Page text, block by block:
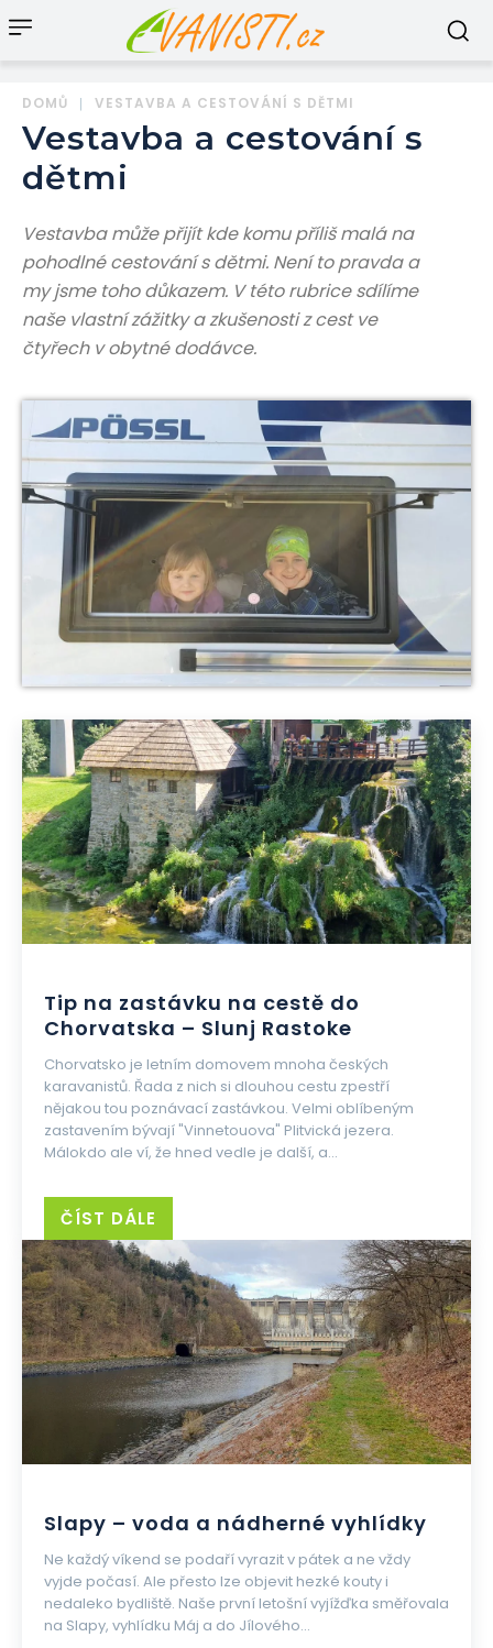
DOMŮ VESTAVBA A CESTOVÁNÍ S DĚTMI
Vestavba a cestování s
dětmi
Vestavba může přijít kde komu příliš malá na
pohodlné cestování s dětmi. Není to pravda a
my jsme toho důkazem. V této rubrice sdílíme
naše vlastní zážitky a zkušenosti z cest ve
čtyřech v obytné dodávce.
Tip na zastávku na cestě do
Chorvatska – Slunj Rastoke
Chorvatsko je letním domovem mnoha českých
karavanistů. Řada z nich si dlouhou cestu zpestří
nějakou tou poznávací zastávkou. Velmi oblíbeným
zastavením bývají "Vinnetouova" Plitvická jezera.
Málokdo ale ví, že hned vedle je další, a...
ČÍST DÁLE
Slapy – voda a nádherné vyhlídky
Ne každý víkend se podaří vyrazit v pátek a ne vždy
vyjde počasí. Ale přesto lze objevit hezké kouty i
nedaleko bydliště. Naše první letošní vyjížďka směřovala
na Slapy, vyhlídku Máj a do Jílového...